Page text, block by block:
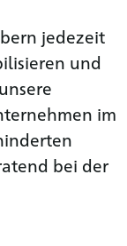
jedezeit
und
im
bei der